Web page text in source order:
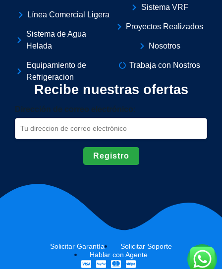
Línea Comercial Ligera
Sistema de Agua
Helada
Equipamiento de
Refrigeracion
Sistema VRF
Proyectos Realizados
Nosotros
Trabaja con Nostros
Recibe nuestras ofertas
Dirección de correo electrónico:
Solicitar Garantía
Solicitar Soporte
Hablar con Agente